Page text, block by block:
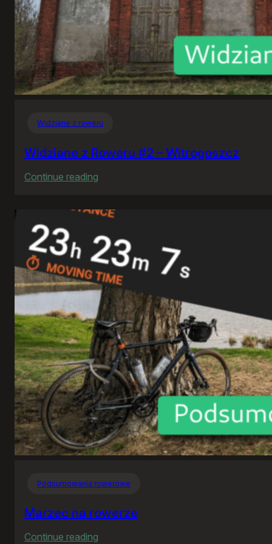
Widziane z roweru
Widziane z Roweru #2 – Witrogoszcz
Continue reading
z
#2
–
Witrogoszcz
Podsumowania rowerowe
Marzec na rowerze
Continue reading